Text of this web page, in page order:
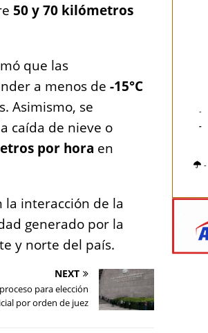
50 y 70 kilómetros
que las
a menos de -15°C
Asimismo, se
caída de nieve o
por hora en
la interacción de la
generado por la
y norte del país.
NEXT
para elección
por orden de juez
-
-
-